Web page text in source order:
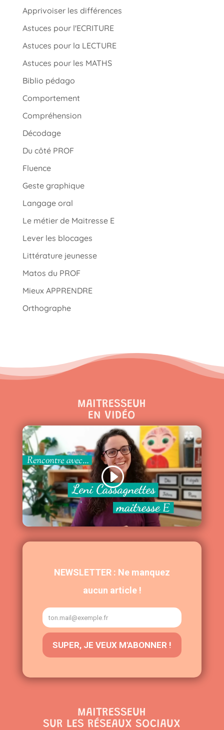
Apprivoiser les différences
Astuces pour l'ECRITURE
Astuces pour la LECTURE
Astuces pour les MATHS
Biblio pédago
Comportement
Compréhension
Décodage
Du côté PROF
Fluence
Geste graphique
Langage oral
Le métier de Maitresse E
Lever les blocages
Littérature jeunesse
Matos du PROF
Mieux APPRENDRE
Orthographe
MAITRESSEUH
EN VIDÉO
MAITRESSEUH
SUR LES RÉSEAUX SOCIAUX